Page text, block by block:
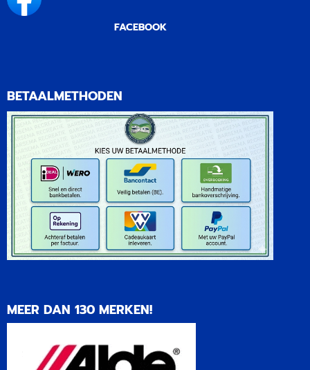
FACEBOOK
BETAALMETHODEN
MEER DAN 130 MERKEN!